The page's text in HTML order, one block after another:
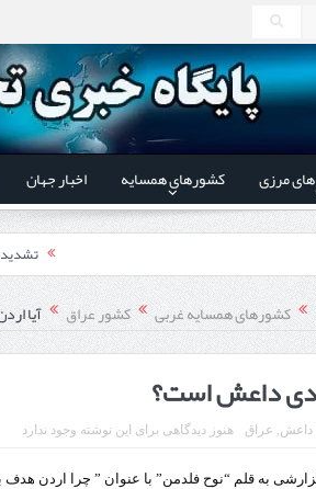
مرزی کشورهای همسایه اخبار جهان
تشدید
در دیدار استاندار
توسعه همکاری گمرک‌های
کشورهای همسایه غربی کشور عراق آیا
داعش است؟
داعش, عراق هنوز دیدگاهی برای این نوشته وجود ندارد
گزارشی به قلم “نوح فلدمن” با عنوان ” چرا